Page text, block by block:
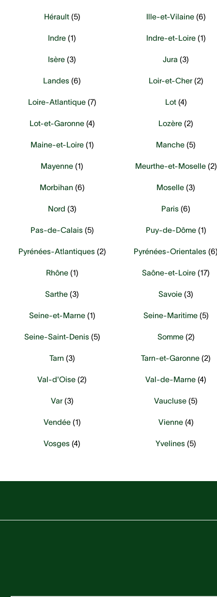
Hérault (5) Ille-et-Vilaine (6)
Indre (1) Indre-et-Loire (1)
Isère (3) Jura (3)
Landes (6) Loir-et-Cher (2)
Loire-Atlantique (7) Lot (4)
Lot-et-Garonne (4) Lozère (2)
Maine-et-Loire (1) Manche (5)
Mayenne (1) Meurthe-et-Moselle (2)
Morbihan (6) Moselle (3)
Nord (3) Paris (6)
Pas-de-Calais (5) Puy-de-Dôme (1)
Pyrénées-Atlantiques (2) Pyrénées-Orientales (6
Rhône (1) Saône-et-Loire (17)
Sarthe (3) Savoie (3)
Seine-et-Marne (1) Seine-Maritime (5)
Seine-Saint-Denis (5) Somme (2)
Tarn (3) Tarn-et-Garonne (2)
Val-d'Oise (2) Val-de-Marne (4)
Var (3) Vaucluse (5)
Vendée (1) Vienne (4)
Vosges (4) Yvelines (5)